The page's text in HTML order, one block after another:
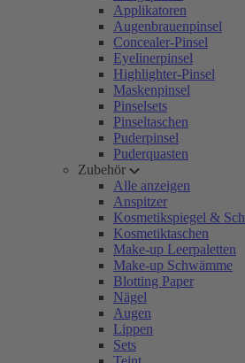
Applikatoren
Augenbrauenpinsel
Concealer-Pinsel
Eyelinerpinsel
Highlighter-Pinsel
Maskenpinsel
Pinselsets
Pinseltaschen
Puderpinsel
Puderquasten
Zubehör
Alle anzeigen
Anspitzer
Kosmetikspiegel &
Kosmetiktaschen
Make-up Leerpaletten
Make-up Schwämme
Blotting Paper
Nägel
Augen
Lippen
Sets